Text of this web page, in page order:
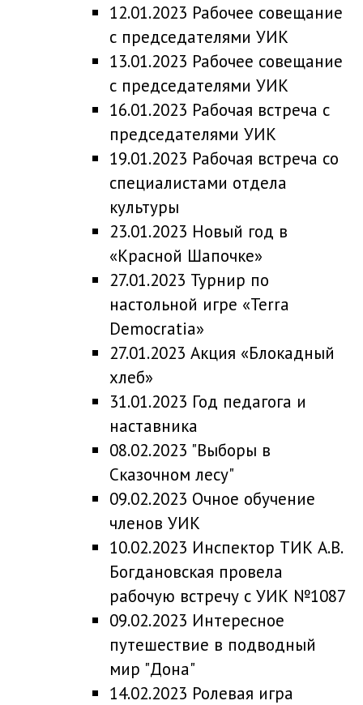
12.01.2023 Рабочее совещание
с председателями УИК
13.01.2023 Рабочее совещание
с председателями УИК
16.01.2023 Рабочая встреча с
председателями УИК
19.01.2023 Рабочая встреча со
специалистами отдела
культуры
23.01.2023 Новый год в
«Красной Шапочке»
27.01.2023 Турнир по
настольной игре «Terra
Democratia»
27.01.2023 Акция «Блокадный
хлеб»
31.01.2023 Год педагога и
наставника
08.02.2023 "Выборы в
Сказочном лесу"
09.02.2023 Очное обучение
членов УИК
10.02.2023 Инспектор ТИК А.В.
Богдановская провела
рабочую встречу с УИК №1087
09.02.2023 Интересное
путешествие в подводный
мир "Дона"
14.02.2023 Ролевая игра